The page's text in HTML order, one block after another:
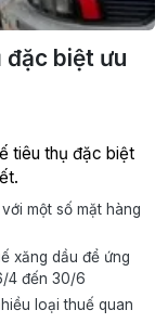
đặc biệt ưu
tiêu thụ đặc biệt
một số mặt hàng
xăng dầu để ứng
4 đến 30/6
loại thuế quan